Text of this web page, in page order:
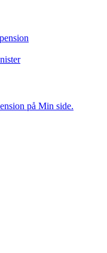
på Min side.